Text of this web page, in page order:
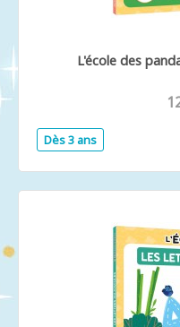
L'école des
Dès 3 ans